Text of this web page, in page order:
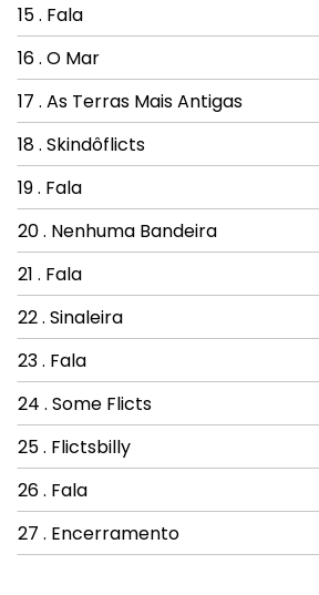
15 . Fala
16 . O Mar
17 . As Terras Mais Antigas
18 . Skindôflicts
19 . Fala
20 . Nenhuma Bandeira
21 . Fala
22 . Sinaleira
23 . Fala
24 . Some Flicts
25 . Flictsbilly
26 . Fala
27 . Encerramento